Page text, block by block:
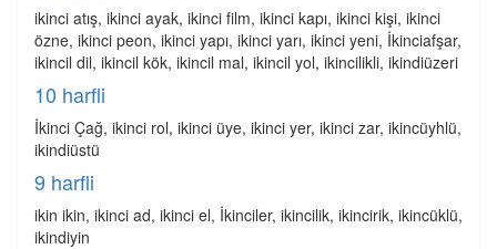
ikinci atış, ikinci ayak, ikinci film, ikinci kapı, ikinci kişi, ikinci
özne, ikinci peon, ikinci yapı, ikinci yarı, ikinci yeni, İkinciafşar,
ikincil dil, ikincil kök, ikincil mal, ikincil yol, ikincilikli, ikindiüzeri
10 harfli
İkinci Çağ, ikinci rol, ikinci üye, ikinci yer, ikinci zar, ikincüyhlü,
ikindiüstü
9 harfli
ikin ikin, ikinci ad, ikinci el, İkinciler, ikincilik, ikincirik, ikincüklü,
ikindiyin